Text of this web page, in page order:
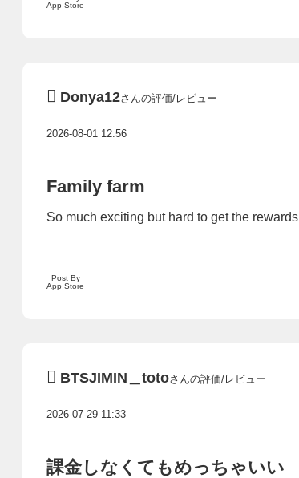
App Store
Donya12さんの評価/レビュー
2026-08-01 12:56
Family farm
So much exciting but hard to get the
Post By
App Store
BTSJIMIN＿totoさんの評価/レビュー
2026-07-29 11:33
課金しなくてもめっちゃいい